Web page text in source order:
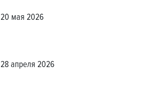
20 мая 2026
28 апреля 2026